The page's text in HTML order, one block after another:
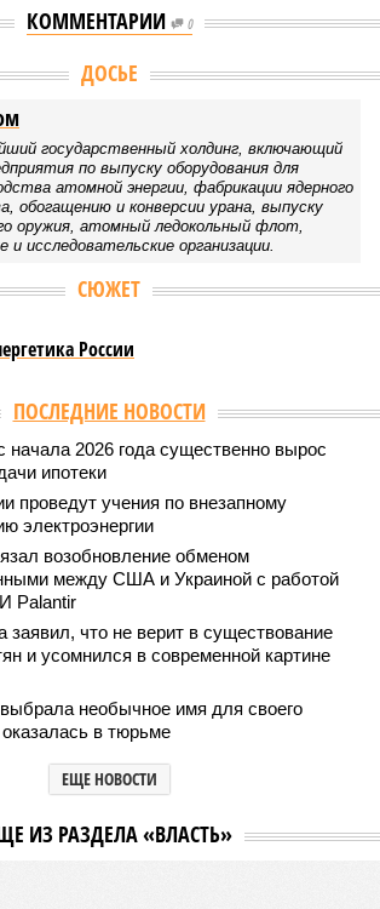
КОММЕНТАРИИ 0
ДОСЬЕ
государственный холдинг, включающий
по выпуску оборудования для
атомной энергии, фабрикации ядерного
обогащению и конверсии урана, выпуску
оружия, атомный ледокольный флот,
и исследовательские организации.
СЮЖЕТ
России
ПОСЛЕДНИЕ НОВОСТИ
начала 2026 года существенно вырос
ипотеки
проведут учения по внезапному
электроэнергии
возобновление обменом
между США и Украиной с работой
Palantir
заявил, что не верит в существование
и усомнился в современной картине
необычное имя для своего
в тюрьме
ЕЩЕ НОВОСТИ
ИЗ РАЗДЕЛА «ВЛАСТЬ»